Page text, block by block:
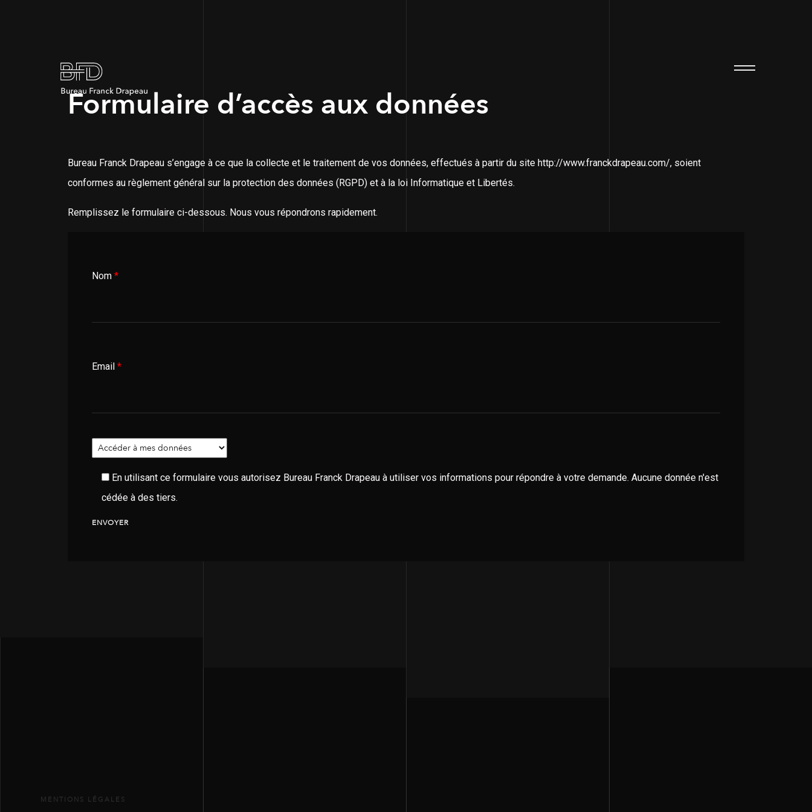
Formulaire d’accès aux données
Bureau Franck Drapeau s’engage à ce que la collecte et le traitement de vos données, effectués à partir du site http://www.franckdrapeau.com/, soient
conformes au règlement général sur la protection des données (RGPD) et à la loi Informatique et Libertés.
Remplissez le formulaire ci-dessous. Nous vous répondrons rapidement.
Nom *
Email *
En utilisant ce formulaire vous autorisez Bureau Franck Drapeau à utiliser vos informations pour répondre à votre demande. Aucune donnée n'est
cédée à des tiers.
MENTIONS LÉGALES